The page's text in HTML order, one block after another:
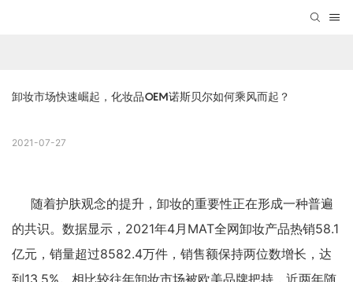
卸妆市场快速崛起，化妆品OEM诺斯贝尔如何乘风而起？
2021-07-27
随着护肤观念的提升，卸妆的重要性正在形成一种普遍
的共识。数据显示，2021年4月MAT全网卸妆产品热销58.1
亿元，销量超过8582.4万件，销售额保持两位数增长，达